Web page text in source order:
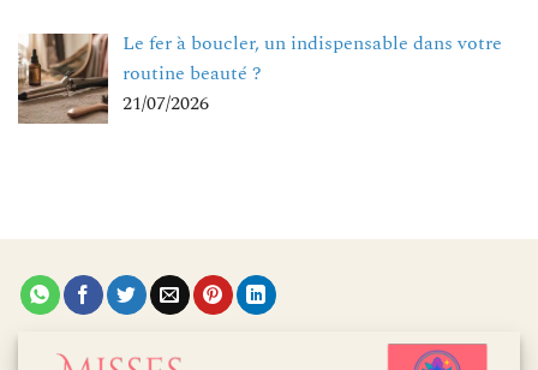
Le fer à boucler, un indispensable dans votre
routine beauté ?
21/07/2026